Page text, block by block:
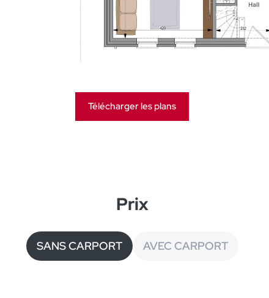
Télécharger les plans
Prix
SANS CARPORT AVEC CARPORT